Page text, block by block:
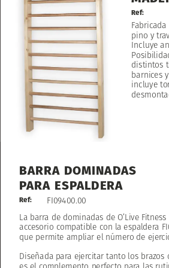
Fabricada
pino y
Incluye
distintos
barnices y
incluye
Ref:
FI09400.00
Ref:
BARRA DOMINADAS
PARA ESPALDERA
La barra de dominadas de O’Live Fitness
accesorio compatible con la espaldera
que permite ampliar el número de
Diseñada para ejercitar tanto los brazos